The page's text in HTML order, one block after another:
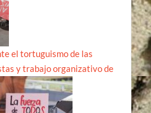
el tortuguismo de las
y trabajo organizativo de